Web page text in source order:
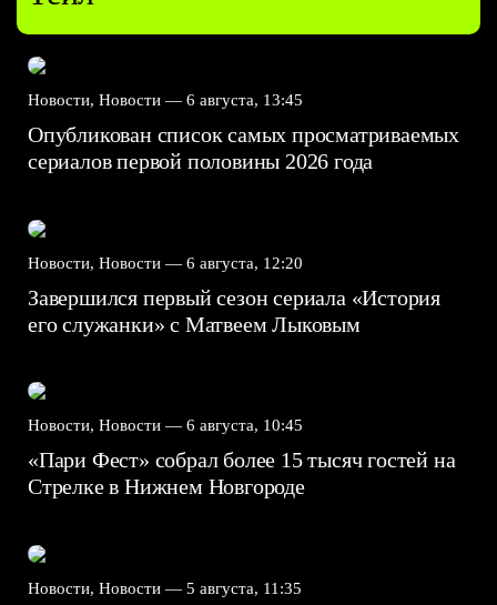
Новости, Новости — 6 августа, 13:45
Опубликован список самых просматриваемых
сериалов первой половины 2026 года
Новости, Новости — 6 августа, 12:20
Завершился первый сезон сериала «История
его служанки» с Матвеем Лыковым
Новости, Новости — 6 августа, 10:45
«Пари Фест» собрал более 15 тысяч гостей на
Стрелке в Нижнем Новгороде
Новости, Новости — 5 августа, 11:35